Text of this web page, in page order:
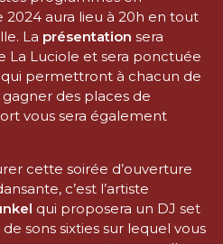
aura lieu à 20h en tout
La présentation sera
La Luciole et sera ponctuée
qui permettront à chacun de
des places de
vous sera également
cette soirée d’ouverture
c’est l’artiste
qui proposera un DJ set
sons sixties sur lequel vous